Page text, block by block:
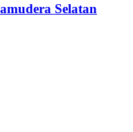
Selatan